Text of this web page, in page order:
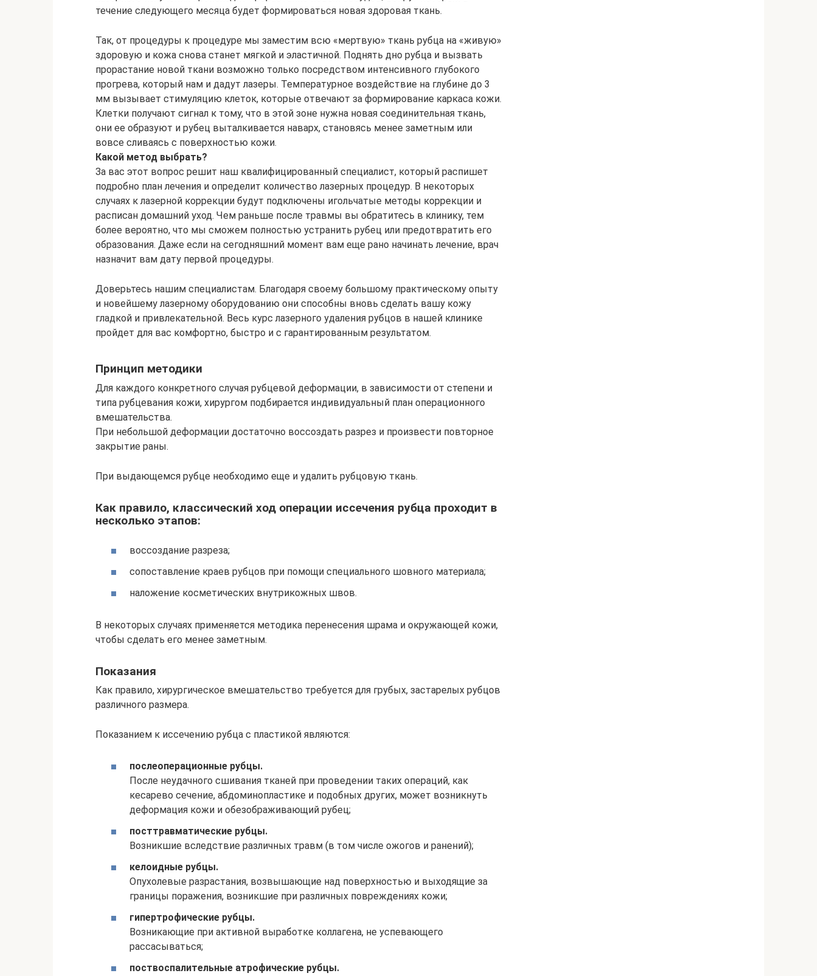
течение следующего месяца будет формироваться новая здоровая ткань.
Так, от процедуры к процедуре мы заместим всю «мертвую» ткань рубца на «живую»
здоровую и кожа снова станет мягкой и эластичной. Поднять дно рубца и вызвать
прорастание новой ткани возможно только посредством интенсивного глубокого
прогрева, который нам и дадут лазеры. Температурное воздействие на глубине до 3
мм вызывает стимуляцию клеток, которые отвечают за формирование каркаса кожи.
Клетки получают сигнал к тому, что в этой зоне нужна новая соединительная ткань,
они ее образуют и рубец выталкивается наварх, становясь менее заметным или
вовсе сливаясь с поверхностью кожи.
Какой метод выбрать?
За вас этот вопрос решит наш квалифицированный специалист, который распишет
подробно план лечения и определит количество лазерных процедур. В некоторых
случаях к лазерной коррекции будут подключены игольчатые методы коррекции и
расписан домашний уход. Чем раньше после травмы вы обратитесь в клинику, тем
более вероятно, что мы сможем полностью устранить рубец или предотвратить его
образования. Даже если на сегодняшний момент вам еще рано начинать лечение, врач
назначит вам дату первой процедуры.
Доверьтесь нашим специалистам. Благодаря своему большому практическому опыту
и новейшему лазерному оборудованию они способны вновь сделать вашу кожу
гладкой и привлекательной. Весь курс лазерного удаления рубцов в нашей клинике
пройдет для вас комфортно, быстро и с гарантированным результатом.
Принцип методики
Для каждого конкретного случая рубцевой деформации, в зависимости от степени и
типа рубцевания кожи, хирургом подбирается индивидуальный план операционного
вмешательства.
При небольшой деформации достаточно воссоздать разрез и произвести повторное
закрытие раны.
При выдающемся рубце необходимо еще и удалить рубцовую ткань.
Как правило, классический ход операции иссечения рубца проходит в
несколько этапов:
воссоздание разреза;
сопоставление краев рубцов при помощи специального шовного материала;
наложение косметических внутрикожных швов.
В некоторых случаях применяется методика перенесения шрама и окружающей кожи,
чтобы сделать его менее заметным.
Показания
Как правило, хирургическое вмешательство требуется для грубых, застарелых рубцов
различного размера.
Показанием к иссечению рубца с пластикой являются:
послеоперационные рубцы.
После неудачного сшивания тканей при проведении таких операций, как
кесарево сечение, абдоминопластике и подобных других, может возникнуть
деформация кожи и обезображивающий рубец;
посттравматические рубцы.
Возникшие вследствие различных травм (в том числе ожогов и ранений);
келоидные рубцы.
Опухолевые разрастания, возвышающие над поверхностью и выходящие за
границы поражения, возникшие при различных повреждениях кожи;
гипертрофические рубцы.
Возникающие при активной выработке коллагена, не успевающего
рассасываться;
поствоспалительные атрофические рубцы.